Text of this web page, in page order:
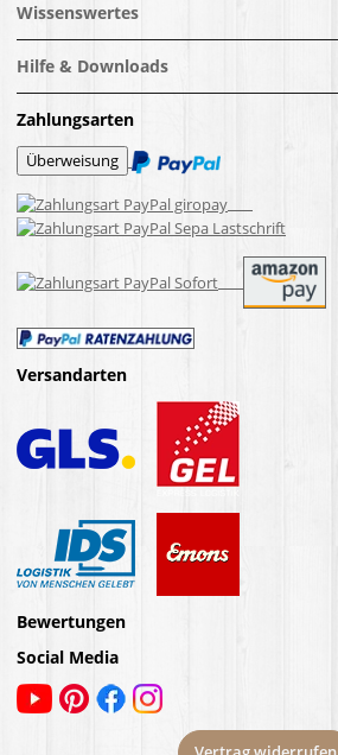
Wissenswertes
Hilfe & Downloads
Zahlungsarten
Versandarten
Bewertungen
Social Media